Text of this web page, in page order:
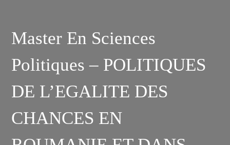
Master En Sciences
Politiques – POLITIQUES
DE L’EGALITE DES
CHANCES EN